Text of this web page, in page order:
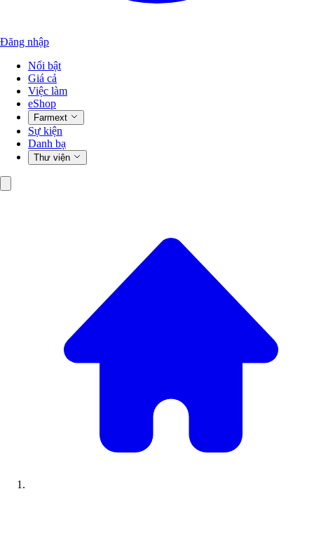
Đăng nhập
Nổi bật
Giá cả
Việc làm
eShop
Farmext
Sự kiện
Danh bạ
Thư viện